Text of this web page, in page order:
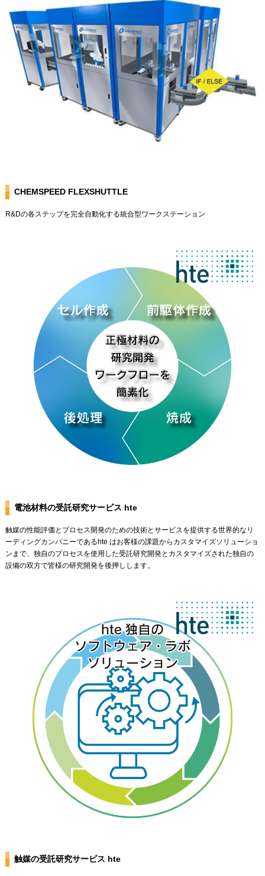
CHEMSPEED FLEXSHUTTLE
R&Dの各ステップを完全自動化する統合型ワークステーション
電池材料の受託研究サービス hte
触媒の性能評価とプロセス開発のための技術とサービスを提供する世界的なリ
ーディングカンパニーであるhte はお客様の課題からカスタマイズソリューショ
ンまで、独自のプロセスを使用した受託研究開発とカスタマイズされた独自の
設備の双方で皆様の研究開発を後押しします。
触媒の受託研究サービス hte